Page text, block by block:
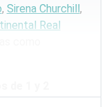
, Sirena Churchill,
Real
de 1 y 2